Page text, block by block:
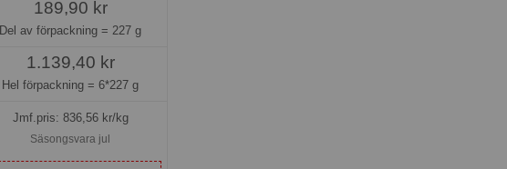
189,90 kr
Del av förpackning = 227 g
1.139,40 kr
Hel förpackning =6*227 g
Jmf.pris: 836,56kr/kg
Säsongsvara jul